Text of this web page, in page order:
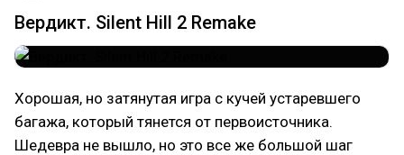
Вердикт. Silent Hill 2 Remake
Хорошая, но затянутая игра с кучей устаревшего
багажа, который тянется от первоисточника.
Шедевра не вышло, но это все же большой шаг